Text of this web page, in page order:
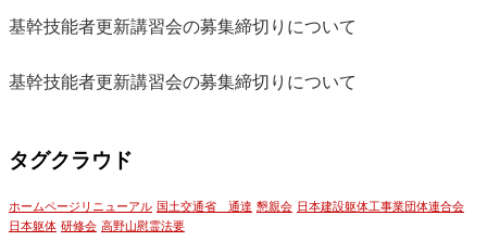
基幹技能者更新講習会の募集締切りについて
基幹技能者更新講習会の募集締切りについて
タグクラウド
ホームページリニューアル 国土交通省 通達 懇親会 日本建設躯体工事業団体連合会
日本躯体 研修会 高野山慰霊法要